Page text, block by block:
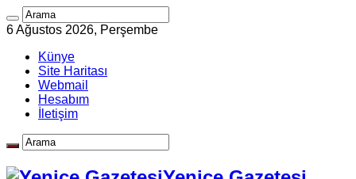
6 Ağustos 2026, Perşembe
Künye
Site Haritası
Webmail
Hesabım
İletişim